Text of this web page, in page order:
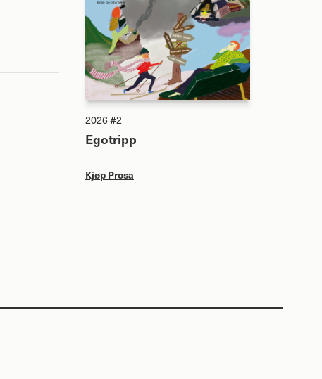
2026 #2
Egotripp
Kjøp Prosa